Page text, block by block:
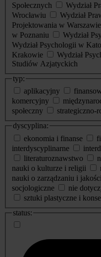
Społecznych
Wydział
Wrocławiu
Wydział
Projektowania w Warszawie
w Poznaniu
Wydział
Wydział Psychologii w
Krakowie
Wydział
Studiów Azjatyckich
typ:
aplikacyjny
komercyjny
społeczny
strategiczno-
dyscyplina:
ekonomia i finanse
interdyscyplinarne
literaturoznawstwo
nauki o kulturze i religii
nauki o zarządzaniu i jakości
socjologiczne
nie
sztuki plastyczne i
status: